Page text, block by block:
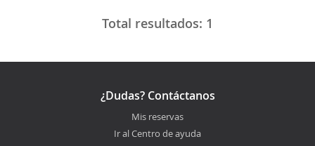
Total resultados: 1
¿Dudas? Contáctanos
Mis reservas
Ir al Centro de ayuda